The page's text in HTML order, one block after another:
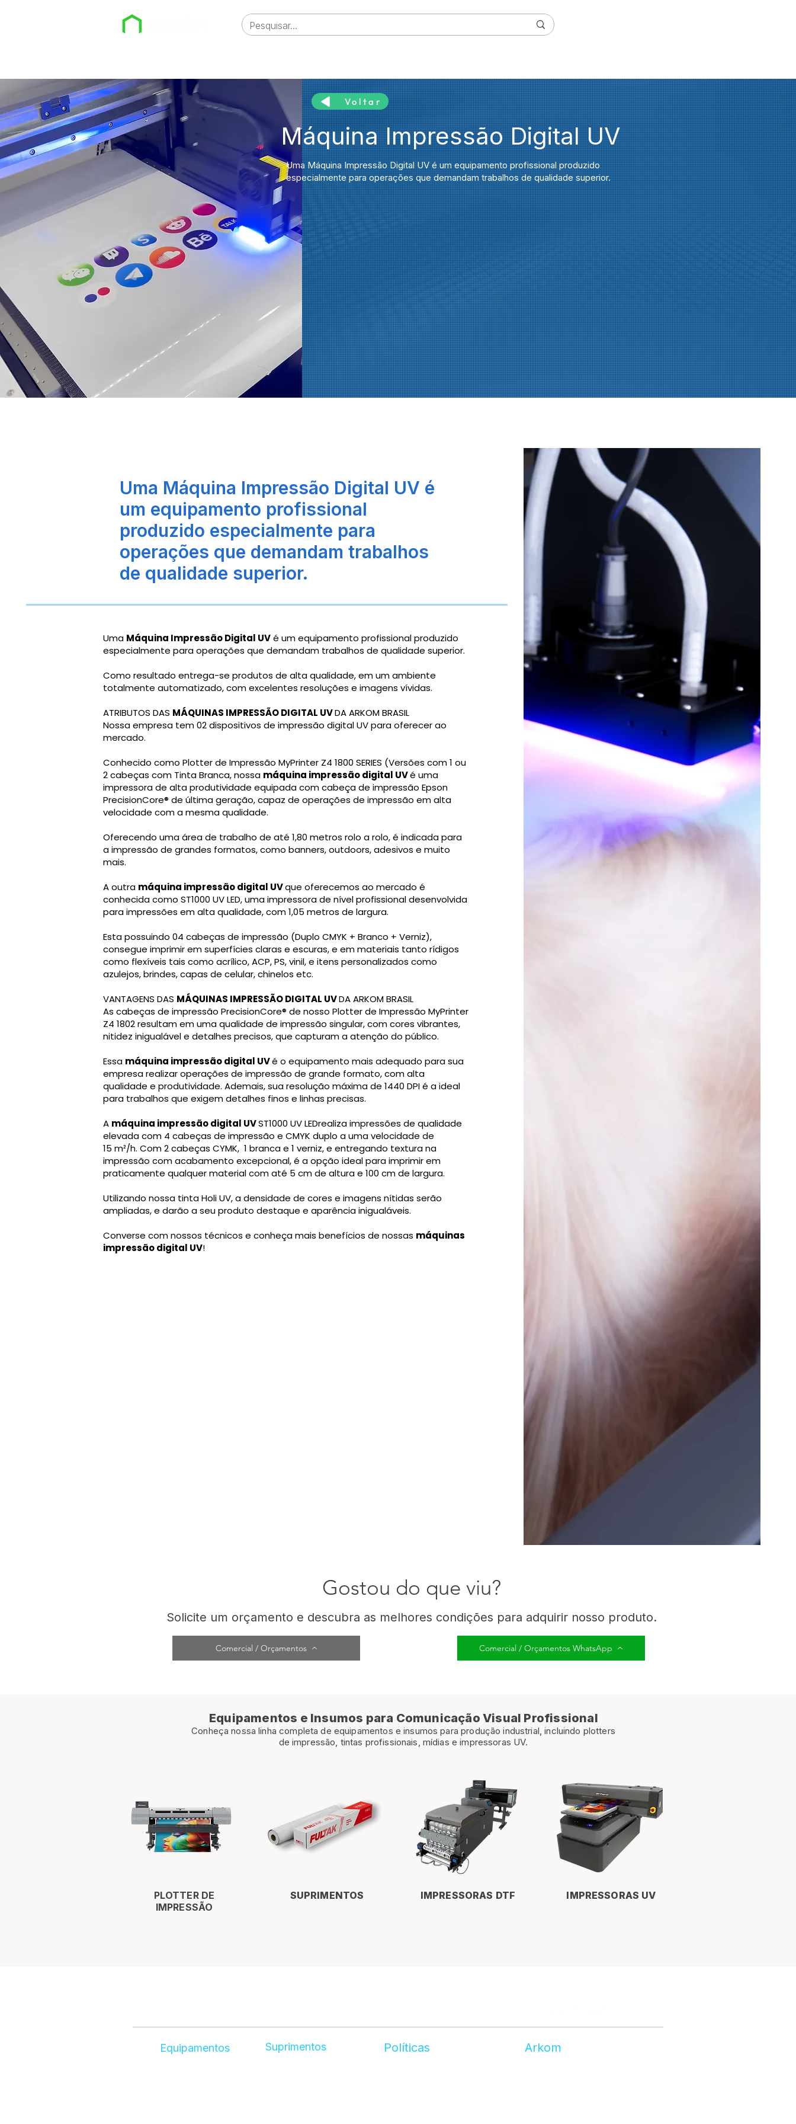
Voltar
Máquina Impressão Digital UV
Uma Máquina Impressão Digital UV é um equipamento profissional produzido
especialmente para operações que demandam trabalhos de qualidade superior.
Uma Máquina Impressão Digital UV é
um equipamento profissional
produzido especialmente para
operações que demandam trabalhos
de qualidade superior.
Uma Máquina Impressão Digital UVé um equipamento profissional produzido
especialmente para operações que demandam trabalhos de qualidade superior.
Como resultado entrega-se produtos de alta qualidade, em um ambiente
totalmente automatizado, com excelentes resoluções e imagens vívidas.
ATRIBUTOS DAS MÁQUINAS IMPRESSÃO DIGITAL UVDA ARKOM BRASIL
Nossa empresa tem 02 dispositivos de impressão digital UV para oferecer ao
mercado.
Conhecido como Plotter de Impressão MyPrinter Z4 1800 SERIES (Versões com 1 ou
2 cabeças com Tinta Branca, nossa máquina impressão digital UVé uma
impressora de alta produtividade equipada com cabeça de impressão Epson
PrecisionCore® de última geração, capaz de operações de impressão em alta
velocidade com a mesma qualidade.
Oferecendo uma área de trabalho de até 1,80 metros rolo a rolo, é indicada para
a impressão de grandes formatos, como banners, outdoors, adesivos e muito
mais.
A outra máquina impressão digital UVque oferecemos ao mercado é
conhecida como ST1000 UV LED, uma impressora de nível profissional desenvolvida
para impressões em alta qualidade, com 1,05 metros de largura.
Esta possuindo 04 cabeças de impressão (Duplo CMYK + Branco + Verniz),
consegue imprimir em superfícies claras e escuras, e em materiais tanto rídigos
como flexíveis tais como acrílico, ACP, PS, vinil, e itens personalizados como
azulejos, brindes, capas de celular, chinelos etc.
VANTAGENS DAS MÁQUINAS IMPRESSÃO DIGITAL UVDA ARKOM BRASIL
As cabeças de impressão PrecisionCore® de nosso Plotter de Impressão MyPrinter
Z4 1802 resultam em uma qualidade de impressão singular, com cores vibrantes,
nitidez inigualável e detalhes precisos, que capturam a atenção do público.
Essa máquina impressão digital UVé o equipamento mais adequado para sua
empresa realizar operações de impressão de grande formato, com alta
qualidade e produtividade. Ademais, sua resolução máxima de 1440 DPI é a ideal
para trabalhos que exigem detalhes finos e linhas precisas.
A máquina impressão digital UVST1000 UV LEDrealiza impressões de qualidade
elevada com 4 cabeças de impressão e CMYK duplo a uma velocidade de
15 m²/h. Com 2 cabeças CYMK, 1 branca e 1 verniz, e entregando textura na
impressão com acabamento excepcional, é a opção ideal para imprimir em
praticamente qualquer material com até 5 cm de altura e 100 cm de largura.
Utilizando nossa tinta Holi UV, a densidade de cores e imagens nítidas serão
ampliadas, e darão a seu produto destaque e aparência inigualáveis.
Converse com nossos técnicos e conheça mais benefícios de nossas máquinas
impressão digital UV!
Gostou do que viu?
Solicite um orçamento e descubra as melhores condições para adquirir nosso produto.
Comercial / Orçamentos Comercial / Orçamentos WhatsApp
Equipamentos e Insumos para Comunicação Visual Profissional
Conheça nossa linha completa de equipamentos e insumos para produção industrial, incluindo plotters
de impressão, tintas profissionais, mídias e impressoras UV.
PLOTTER DE
IMPRESSÃO
SUPRIMENTOS IMPRESSORAS DTF IMPRESSORAS UV
Suprimentos
Equipamentos​ Políticas Arkom